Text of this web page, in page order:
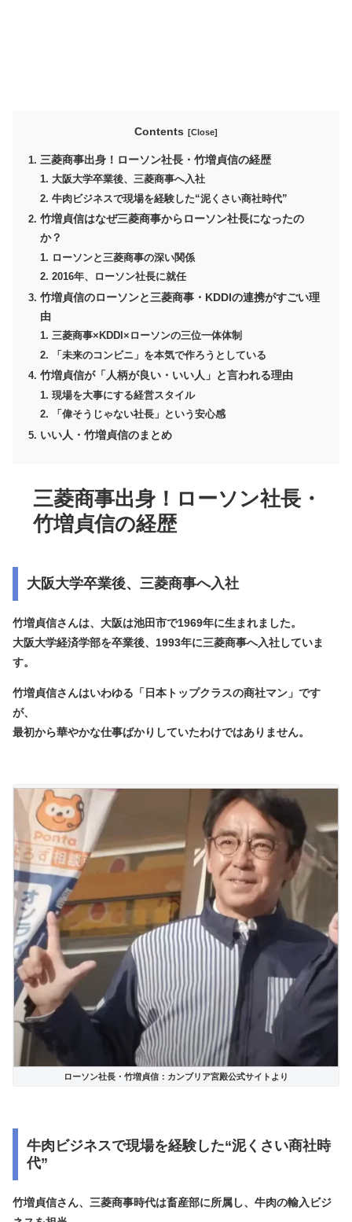
Contents
三菱商事出身！ローソン社長・竹増貞信の経歴
大阪大学卒業後、三菱商事へ入社
牛肉ビジネスで現場を経験した“泥くさい商社時代”
竹増貞信はなぜ三菱商事からローソン社長になったの
か？
ローソンと三菱商事の深い関係
2016年、ローソン社長に就任
竹増貞信のローソンと三菱商事・KDDIの連携がすごい理
由
三菱商事×KDDI×ローソンの三位一体体制
「未来のコンビニ」を本気で作ろうとしている
竹増貞信が「人柄が良い・いい人」と言われる理由
現場を大事にする経営スタイル
「偉そうじゃない社長」という安心感
いい人・竹増貞信のまとめ
三菱商事出身！ローソン社長・
竹増貞信の経歴
大阪大学卒業後、三菱商事へ入社
竹増貞信さんは、大阪は池田市で1969年に生まれました。
大阪大学経済学部を卒業後、1993年に三菱商事へ入社していま
す。
竹増貞信さんはいわゆる「日本トップクラスの商社マン」です
が、
最初から華やかな仕事ばかりしていたわけではありません。
ローソン社長・竹増貞信：カンブリア宮殿公式サイトより
牛肉ビジネスで現場を経験した“泥くさい商社時
代”
竹増貞信さん、三菱商事時代は畜産部に所属し、 牛肉の輸入ビジ